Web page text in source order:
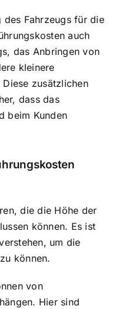
des Fahrzeugs für die
auch
das Anbringen von
kleinere
zusätzlichen
dass das
beim Kunden
die die Höhe der
können. Es ist
um die
können.
von
Hier sind